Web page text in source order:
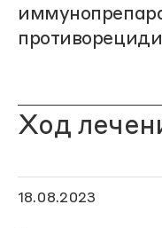
Ход
18.08.2023